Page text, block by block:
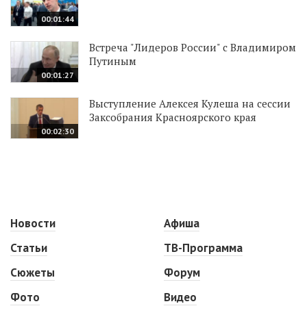
00:01:44
00:01:27
Встреча "Лидеров России" с Владимиром
Путиным
00:02:30
Выступление Алексея Кулеша на сессии
Заксобрания Красноярского края
Новости
Статьи
Сюжеты
Фото
Афиша
ТВ-Программа
Форум
Видео